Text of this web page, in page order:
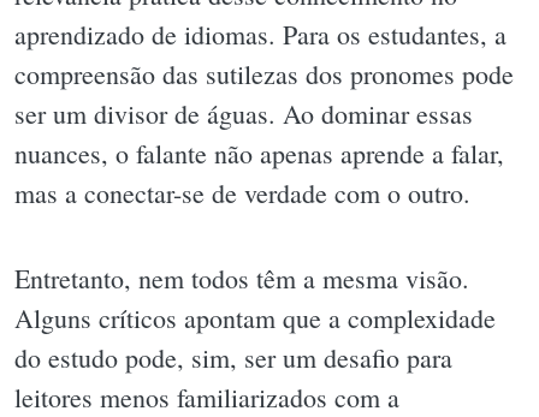
aprendizado de idiomas. Para os estudantes, a
compreensão das sutilezas dos pronomes pode
ser um divisor de águas. Ao dominar essas
nuances, o falante não apenas aprende a falar,
mas a conectar-se de verdade com o outro.
Entretanto, nem todos têm a mesma visão.
Alguns críticos apontam que a complexidade
do estudo pode, sim, ser um desafio para
leitores menos familiarizados com a